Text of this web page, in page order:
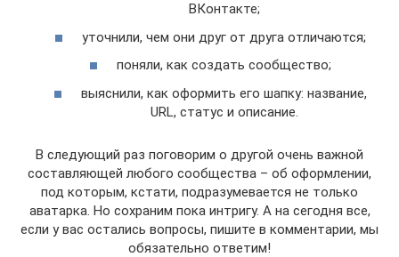
ВКонтакте;
уточнили, чем они друг от друга отличаются;
поняли, как создать сообщество;
выяснили, как оформить его шапку: название,
URL, статус и описание.
В следующий раз поговорим о другой очень важной
составляющей любого сообщества – об оформлении,
под которым, кстати, подразумевается не только
аватарка. Но сохраним пока интригу. А на сегодня все,
если у вас остались вопросы, пишите в комментарии, мы
обязательно ответим!